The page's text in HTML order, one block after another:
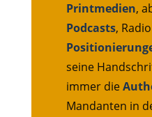
Printmedien,
Podcasts,
seine
immer die
Mandanten in